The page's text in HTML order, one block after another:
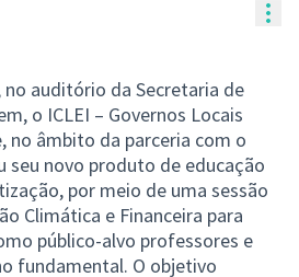
no auditório da Secretaria de
o ICLEI – Governos Locais
no âmbito da parceria com o
seu novo produto de educação
por meio de uma sessão
Climática e Financeira para
público-alvo professores e
fundamental. O objetivo